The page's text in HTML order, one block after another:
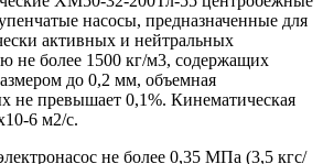
насосы, предназначенные для
активных и нейтральных
не более 1500 кг/м3, содержащих
до 0,2 мм, объемная
не превышает 0,1%. Кинематическая
6 м2/с.
не более 0,35 МПа (3,5 кгс/